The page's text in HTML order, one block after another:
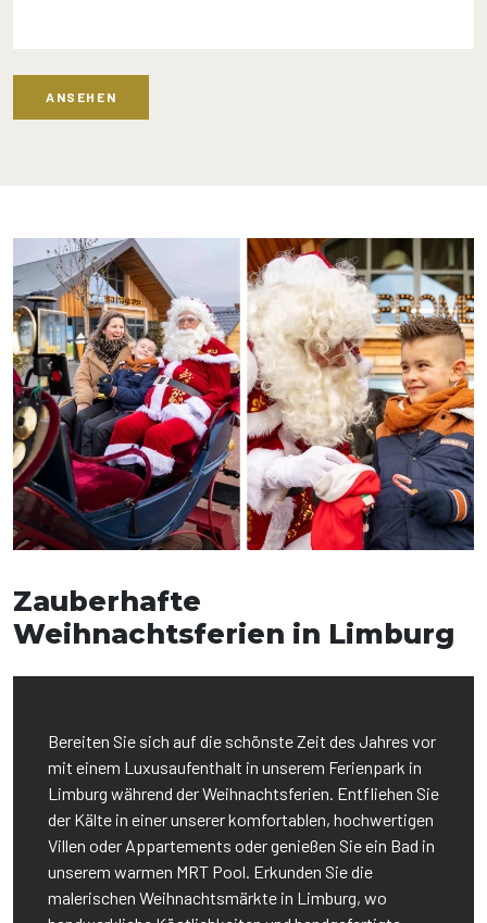
ANSEHEN
Zauberhafte
Weihnachtsferien in Limburg
Bereiten Sie sich auf die schönste Zeit des Jahres vor
mit einem Luxusaufenthalt in unserem Ferienpark in
Limburg während der Weihnachtsferien. Entfliehen Sie
der Kälte in einer unserer komfortablen, hochwertigen
Villen oder Appartements oder genießen Sie ein Bad in
unserem warmen MRT Pool. Erkunden Sie die
malerischen Weihnachtsmärkte in Limburg, wo